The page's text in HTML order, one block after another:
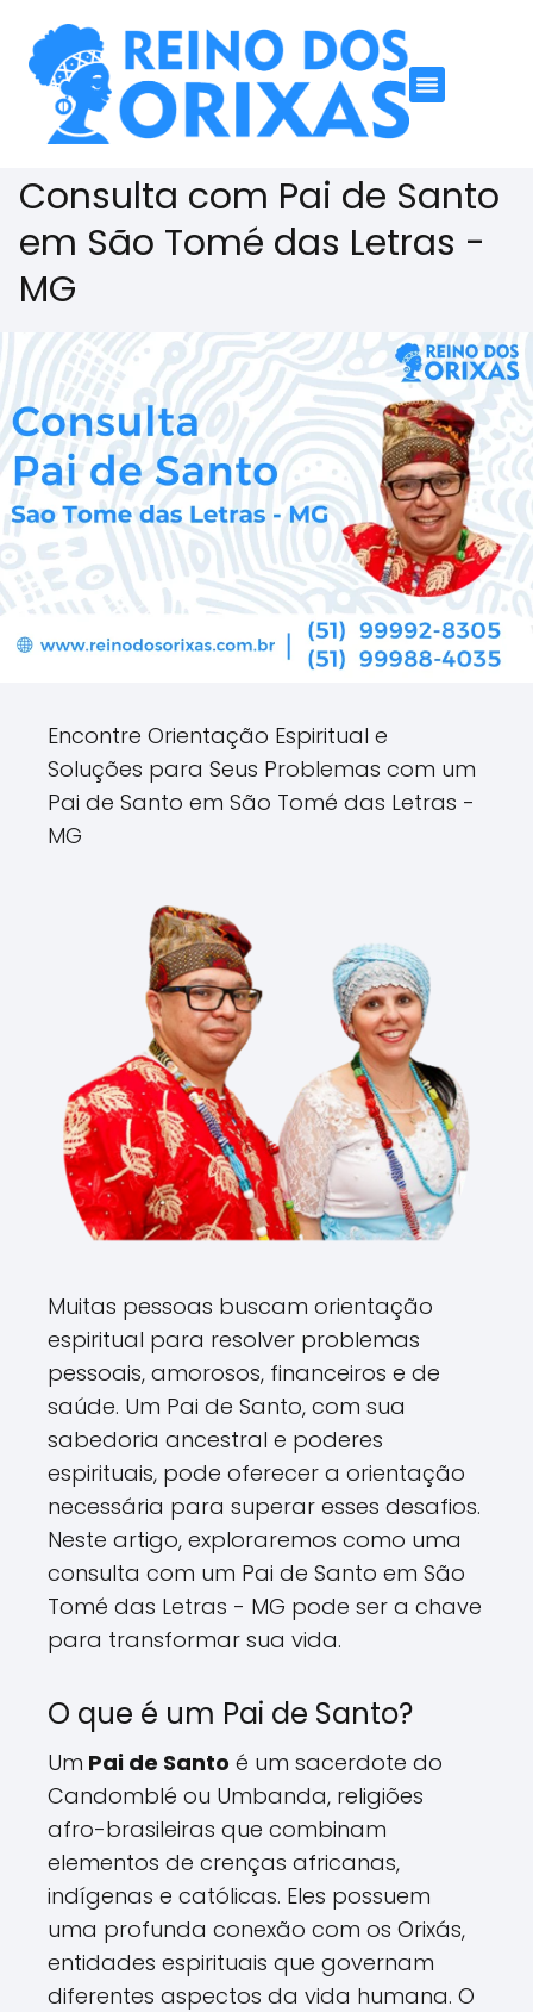
Consulta com Pai de Santo
em São Tomé das Letras -
MG
Encontre Orientação Espiritual e
Soluções para Seus Problemas com um
Pai de Santo em São Tomé das Letras -
MG
Muitas pessoas buscam orientação
espiritual para resolver problemas
pessoais, amorosos, financeiros e de
saúde. Um Pai de Santo, com sua
sabedoria ancestral e poderes
espirituais, pode oferecer a orientação
necessária para superar esses desafios.
Neste artigo, exploraremos como uma
consulta com um Pai de Santo em São
Tomé das Letras - MG pode ser a chave
para transformar sua vida.
O que é um Pai de Santo?
Um Pai de Santo é um sacerdote do
Candomblé ou Umbanda, religiões
afro-brasileiras que combinam
elementos de crenças africanas,
indígenas e católicas. Eles possuem
uma profunda conexão com os Orixás,
entidades espirituais que governam
diferentes aspectos da vida humana. O